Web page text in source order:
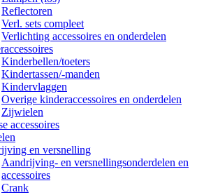
Reflectoren
Verl. sets compleet
Verlichting accessoires en onderdelen
Kinderbellen/toeters
Kindertassen/-manden
Kindervlaggen
Overige kinderaccessoires en onderdelen
Zijwielen
accessoires
en versnelling
Aandrijving- en versnellingsonderdelen en
accessoires
Crank